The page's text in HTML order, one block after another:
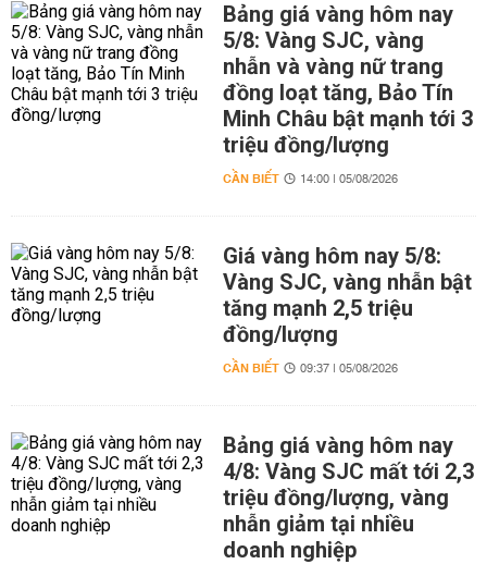
Bảng giá vàng hôm nay
5/8: Vàng SJC, vàng
nhẫn và vàng nữ trang
đồng loạt tăng, Bảo Tín
Minh Châu bật mạnh tới 3
triệu đồng/lượng
CẦN BIẾT 14:00 | 05/08/2026
Giá vàng hôm nay 5/8:
Vàng SJC, vàng nhẫn bật
tăng mạnh 2,5 triệu
đồng/lượng
CẦN BIẾT 09:37 | 05/08/2026
Bảng giá vàng hôm nay
4/8: Vàng SJC mất tới 2,3
triệu đồng/lượng, vàng
nhẫn giảm tại nhiều
doanh nghiệp